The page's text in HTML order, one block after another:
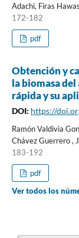
Adachi, Firas
172-182
pdf
Obtención y
la biomasa
rápida y su
DOI: https://
Ramón Valdivia
Chávez Guerrero ,
183-192
pdf
Ver todos los